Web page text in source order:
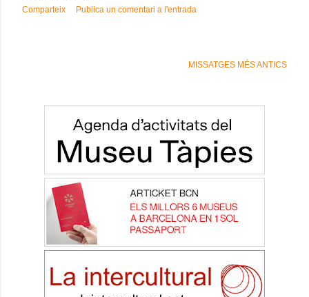
Comparteix Publica un comentari a l'entrada
MISSATGES MÉS ANTICS